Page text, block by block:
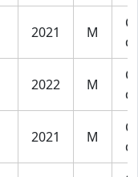
2021 M
2022 M
2021 M